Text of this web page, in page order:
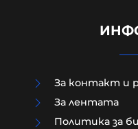
За контакт и
За лентата
Политика за